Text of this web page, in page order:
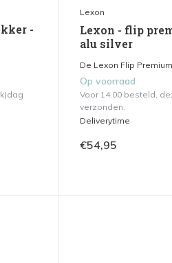
-
Lexon
Lexon - flip
alu silver
De Lexon Flip
Op voorraad
Voor 14.00 besteld,
verzonden.
Deliverytime
€54,95